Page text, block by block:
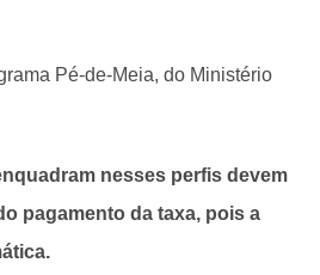
Pé-de-Meia, do Ministério
nesses perfis devem
pagamento da taxa, pois a